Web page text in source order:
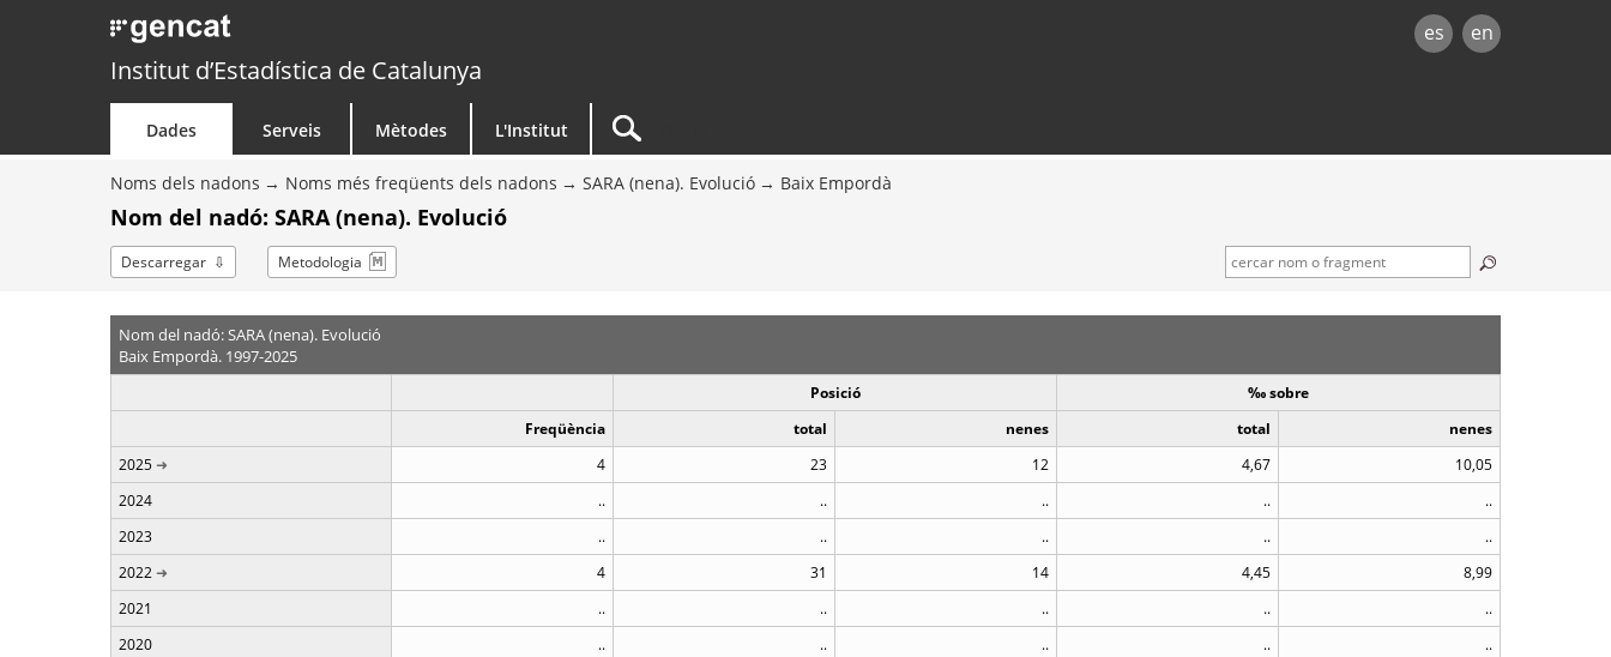
es en
Institut d’Estadística de Catalunya
Dades Serveis Mètodes L'Institut
Noms dels nadons Noms més freqüents dels nadons SARA (nena). Evolució Baix Empordà
Nom del nadó: SARA (nena). Evolució
Descarregar Metodologia
Nom del nadó: SARA (nena). Evolució
Baix Empordà. 1997-2025
Posició
‰ sobre
Freqüència
total nenes total
nenes
2025
4 23 12 4,67
10,05
2024
.. .. .. ..
..
2023
.. .. .. ..
..
2022
4 31 14 4,45
8,99
2021
.. .. .. ..
..
2020
.. .. .. ..
..